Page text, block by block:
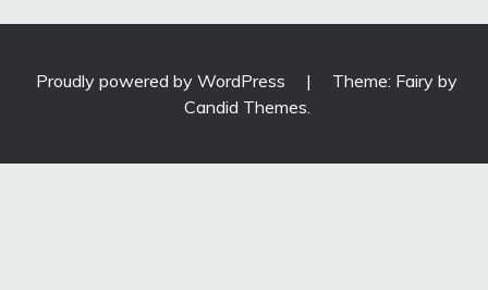
Proudly powered by WordPress |
Theme: Fairy by
Candid Themes.